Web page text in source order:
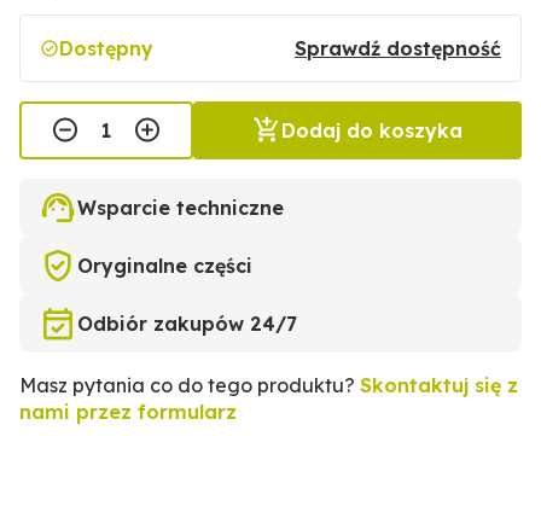
Dostępny Sprawdź dostępność
Dodaj do koszyka
Wsparcie techniczne
Oryginalne części
Odbiór zakupów 24/7
Masz pytania co do tego produktu? Skontaktuj się z
nami przez formularz